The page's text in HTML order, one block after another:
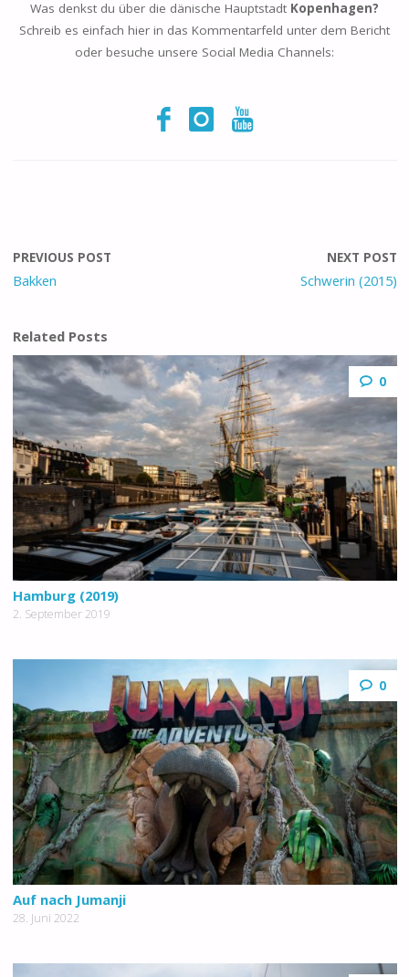
Was denkst du über die dänische Hauptstadt Kopenhagen?
Schreib es einfach hier in das Kommentarfeld unter dem Bericht
oder besuche unsere Social Media Channels:
PREVIOUS POST
Bakken
NEXT POST
Schwerin (2015)
Related Posts
0
Hamburg (2019)
2. September 2019
0
Auf nach Jumanji
28. Juni 2022